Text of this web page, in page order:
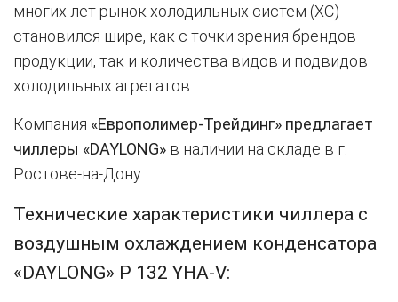
многих лет рынок холодильных систем (ХС)
становился шире, как с точки зрения брендов
продукции, так и количества видов и подвидов
холодильных агрегатов.
Компания «Европолимер-Трейдинг» предлагает
чиллеры «DAYLONG» в наличии на складе в г.
Ростове-на-Дону.
Технические характеристики чиллера с
воздушным охлаждением конденсатора
«DAYLONG» P 132 YHA-V: